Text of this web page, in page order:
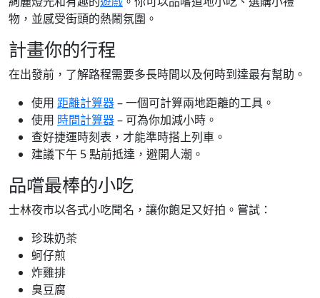
物，並感受街頭的熱鬧氛圍。
計畫你的行程
在出發前，了解路程需要多長時間以及何時到達最有幫助。
使用 距離計算器– 一個可計算兩地距離的工具。
使用 時間計算器– 可為你加減小時。
查好捷運時刻表，才能準時搭上列車。
建議下午 5 點前抵達，避開人潮。
品嚐最棒的小吃
士林夜市以各式小吃聞名，讓你飽足又好拍。嘗試：
珍珠奶茶
蚵仔煎
炸雞排
臭豆腐